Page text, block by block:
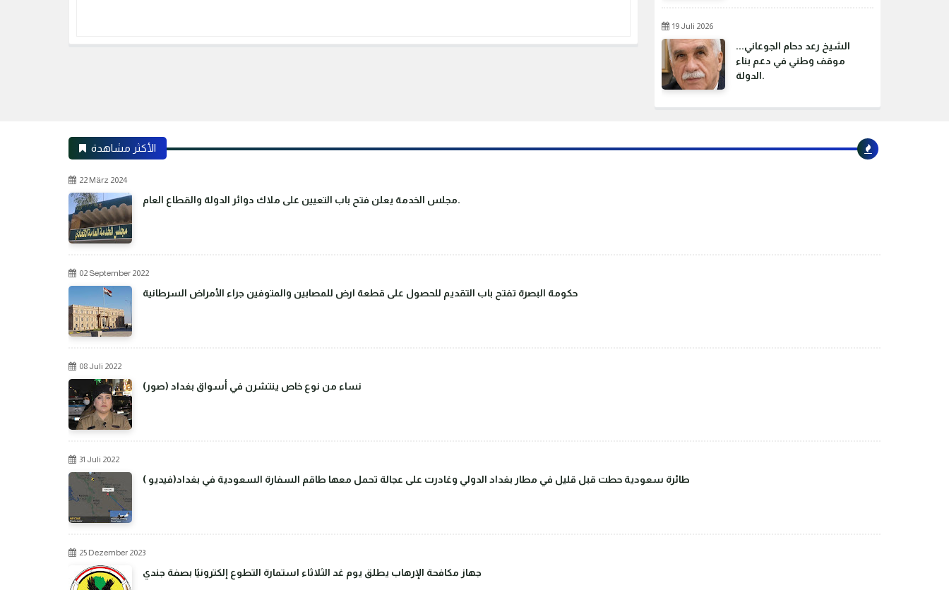
19 Juli 2026
الشيخ رعد دحام الجوعاني...
موقف وطني في دعم بناء
الدولة.
الأكثر مشاهدة
22 März 2024
مجلس الخدمة يعلن فتح باب التعيين على ملاك دوائر الدولة والقطاع العام.
02 September 2022
حكومة البصرة تفتح باب التقديم للحصول على قطعة ارض للمصابين والمتوفين جراء الأمراض السرطانية
08 Juli 2022
(صور) نساء من نوع خاص ينتشرن في أسواق بغداد
31 Juli 2022
طائرة سعودية حطت قبل قليل في مطار بغداد الدولي وغادرت على عجالة تحمل معها طاقم السفارة السعودية في بغداد(فيديو )
25 Dezember 2023
جهاز مكافحة الإرهاب يطلق يوم غد الثلاثاء استمارة التطوع إلكترونيًا بصفة جندي